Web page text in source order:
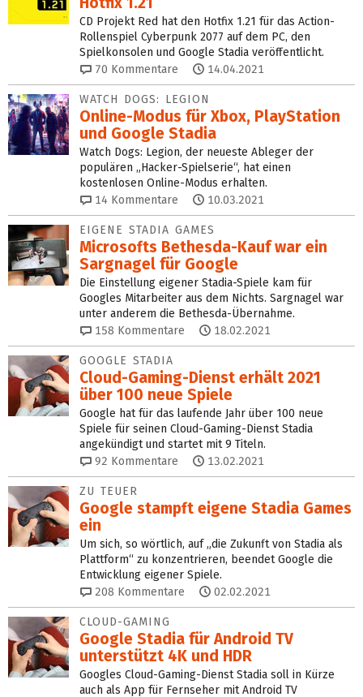
CD Projekt Red hat den Hotfix 1.21 für das Action-
Rollenspiel Cyberpunk 2077 auf dem PC, den
Spielkonsolen und Google Stadia veröffentlicht.
70 Kommentare 14.04.2021
WATCH DOGS: LEGION
Online-Modus für Xbox, PlayStation
und Google Stadia
Watch Dogs: Legion, der neueste Ableger der
populären „Hacker-Spielserie“, hat einen
kostenlosen Online-Modus erhalten.
14 Kommentare 10.03.2021
EIGENE STADIA GAMES
Microsofts Bethesda-Kauf war ein
Sargnagel für Google
Die Einstellung eigener Stadia-Spiele kam für
Googles Mitarbeiter aus dem Nichts. Sargnagel war
unter anderem die Bethesda-Übernahme.
158 Kommentare 18.02.2021
GOOGLE STADIA
Cloud-Gaming-Dienst erhält 2021
über 100 neue Spiele
Google hat für das laufende Jahr über 100 neue
Spiele für seinen Cloud-Gaming-Dienst Stadia
angekündigt und startet mit 9 Titeln.
92 Kommentare 13.02.2021
ZU TEUER
Google stampft eigene Stadia Games
ein
Um sich, so wörtlich, auf „die Zukunft von Stadia als
Plattform“ zu konzentrieren, beendet Google die
Entwicklung eigener Spiele.
208 Kommentare 02.02.2021
CLOUD-GAMING
Google Stadia für Android TV
unterstützt 4K und HDR
Googles Cloud-Gaming-Dienst Stadia soll in Kürze
auch als App für Fernseher mit Android TV